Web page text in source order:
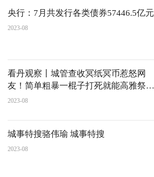
央行：7月共发行各类债券57446.5亿元
2023-08
看丹观察丨城管查收冥纸冥币惹怒网
友！简单粗暴一棍子打死就能高雅祭祀
了？
2023-08
城事特搜骆伟瑜 城事特搜
2023-08